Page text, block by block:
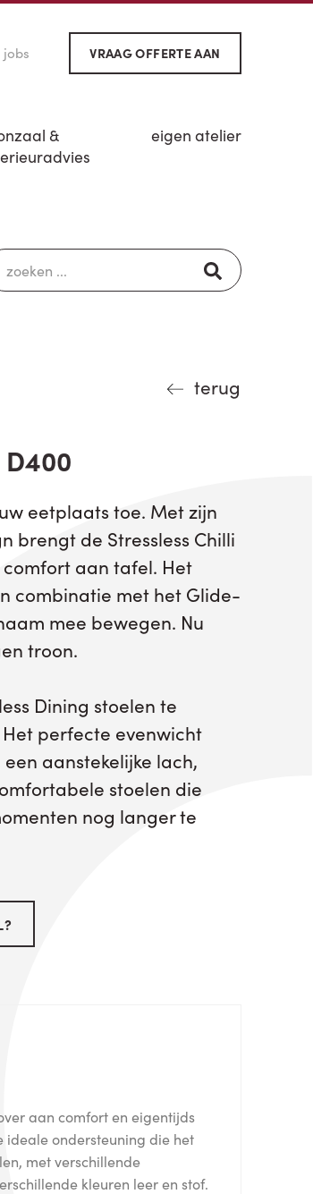
jobs VRAAG OFFERTE AAN
&
eigen atelier
terug
eetplaats toe. Met zijn
brengt de Stressless Chilli
aan tafel. Het
combinatie met het Glide-
mee bewegen. Nu
troon.
Dining stoelen te
Het perfecte evenwicht
aanstekelijke lach,
stoelen die
nog langer te
aan comfort en eigentijds
ondersteuning die het
met verschillende
kleuren leer en stof.